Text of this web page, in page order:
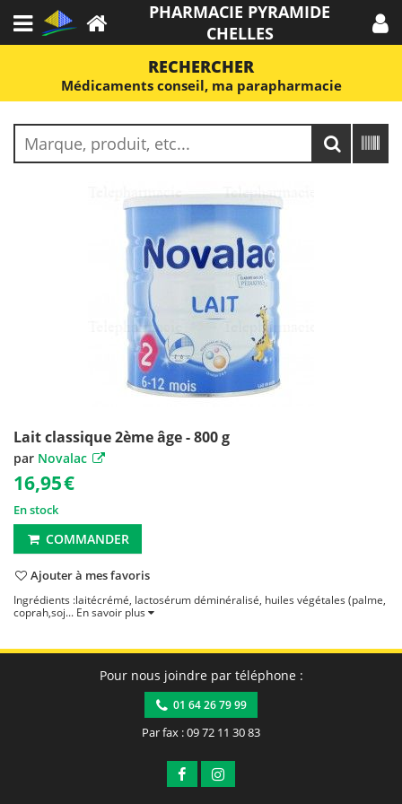
PHARMACIE PYRAMIDE
CHELLES
RECHERCHER
Médicaments conseil, ma parapharmacie
Lait classique 2ème âge - 800 g
par Novalac
16,95€
En stock
COMMANDER
Ajouter à mes favoris
Ingrédients :laitécrémé, lactosérum déminéralisé, huiles végétales (palme,
coprah,soj... En savoir plus
Pour nous joindre par téléphone :
01 64 26 79 99
Par fax : 09 72 11 30 83